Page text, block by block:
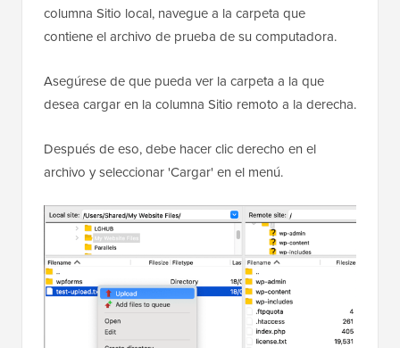
columna Sitio local, navegue a la carpeta que
contiene el archivo de prueba de su computadora.
Asegúrese de que pueda ver la carpeta a la que
desea cargar en la columna Sitio remoto a la derecha.
Después de eso, debe hacer clic derecho en el
archivo y seleccionar 'Cargar' en el menú.